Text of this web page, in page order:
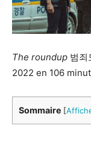
The roundup 범
2022 en 106
Sommaire [